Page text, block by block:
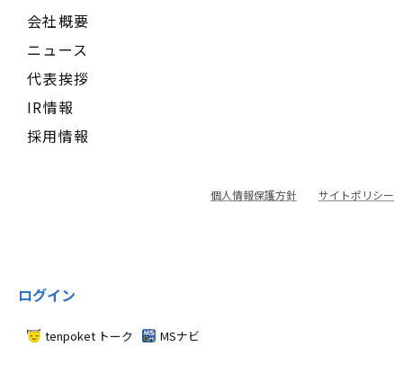
会社概要
ニュース
代表挨拶
IR情報
採用情報
個人情報保護方針 サイトポリシー
ログイン
tenpoket トーク MSナビ